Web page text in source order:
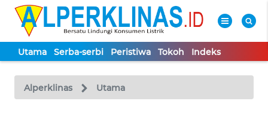
Utama Serba-serbi Peristiwa Tokoh Indeks
Alperklinas Utama
TV
Tutup